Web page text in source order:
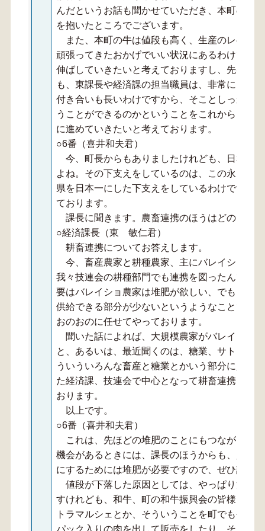
んだというお話も聞かせていただき、本町の畜
を抱いたところでございます。
また、本町の牛は値段も高く、生産のレベル
頑張ってきたおかげでいい状況にあるわけです
伸ばしていきたいと考えておりますし、先ほど
も、東課長や経済課の担当職員は、非常にそこ
付き合いも長いわけですから、そことしっかり
うことができるのかということをこれからしっ
に進めていきたいと考えております。
○6番（喜井和夫君）
今、町長からもありましたけれども、日本一
よね。その下支えをしているのは、この永良部
県を日本一にした下支えをしているわけですの
ております。
課長に聞きます。農畜連携のほうはどのよう
○経済課長（東 敏仁君）
耕畜連携についてお答えします。
今、畜産農家と耕種農家、主にバレイショ農
我々技連会の耕種部門でも連携を図ったんです
要はバレイショ農家は堆肥が欲しい、でも、畜
供給できる部分が少ないというようなことで難
おのおのに任せてやっております。
聞いた話によれば、大規模農家がバレイショ
と、あるいは、最近聞くのは、糖業、サトウキ
ういういろんな畜産と糖業とかいう部分に入っ
た経済課、技連会で中心となって耕畜連携も進
おります。
以上です。
○6番（喜井和夫君）
これは、先ほどの堆肥のことにもつながって
機会があるときには、課長のほうからも、少し
にするためには堆肥が必要ですので、ぜひ話を
値段が下落した原因としては、やっぱり消費
すけれども、和牛、町の和牛振興会の皆様にも
トラマルシェとか、そういうことを町でもやっ
パック入りの肉を出して販売をしたり、そうい